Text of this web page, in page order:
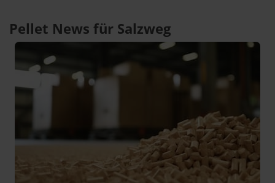
Pellet News für Salzweg